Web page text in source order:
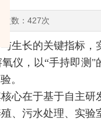
数：427次
生长的关键指标
仪，以“手持即测 "
。
心在于基于自主
、污水处理、实验